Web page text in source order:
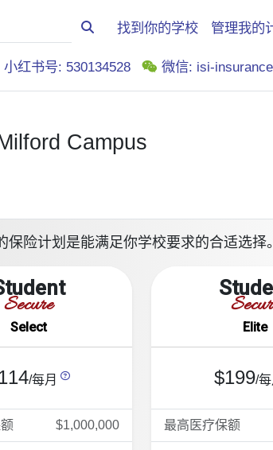
找到你的学校 管理我的
小红书号: 530134528 微信: isi-insurance
Campus
险计划是能满足你学校要求的合适选择。
Secure
Select
/每月
$1,000,000
Elite
$199/每
最高医疗保额